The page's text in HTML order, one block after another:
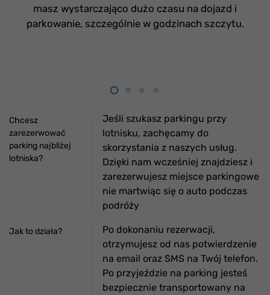
masz wystarczająco dużo czasu na dojazd i
parkowanie, szczególnie w godzinach szczytu.
Chcesz
zarezerwować
parking najbliżej
lotniska?
Jeśli szukasz parkingu przy
lotnisku, zachęcamy do
skorzystania z naszych usług.
Dzięki nam wcześniej znajdziesz i
zarezerwujesz miejsce parkingowe
nie martwiąc się o auto podczas
podróży
Jak to działa?
Po dokonaniu rezerwacji,
otrzymujesz od nas potwierdzenie
na email oraz SMS na Twój telefon.
Po przyjeździe na parking jesteś
bezpiecznie transportowany na